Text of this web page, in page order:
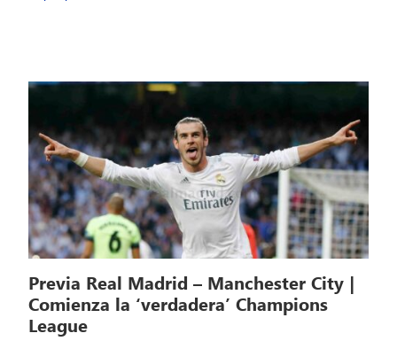
Previa Real Madrid – Manchester City |
Comienza la ‘verdadera’ Champions
League